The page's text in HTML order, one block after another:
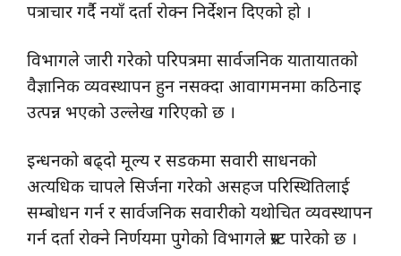
पत्राचार गर्दै नयाँ दर्ता रोक्न निर्देशन दिएको हो ।
विभागले जारी गरेको परिपत्रमा सार्वजनिक यातायातको
वैज्ञानिक व्यवस्थापन हुन नसक्दा आवागमनमा कठिनाइ
उत्पन्न भएको उल्लेख गरिएको छ ।
इन्धनको बढ्दो मूल्य र सडकमा सवारी साधनको
अत्यधिक चापले सिर्जना गरेको असहज परिस्थितिलाई
सम्बोधन गर्न र सार्वजनिक सवारीको यथोचित व्यवस्थापन
गर्न दर्ता रोक्ने निर्णयमा पुगेको विभागले प्रस्ट पारेको छ ।